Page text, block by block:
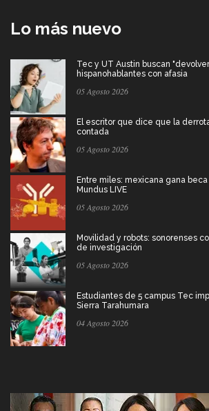
Lo más nuevo
Tec y UT Austin buscan
hispanohablantes con afasia
05 Agosto 2026
El escritor que dice que la
contada
05 Agosto 2026
Entre miles: mexicana gana
Mundus LIVE
05 Agosto 2026
Movilidad y robots: sonorenses
de investigación
05 Agosto 2026
Estudiantes de 5 campus Tec
Sierra Tarahumara
04 Agosto 2026